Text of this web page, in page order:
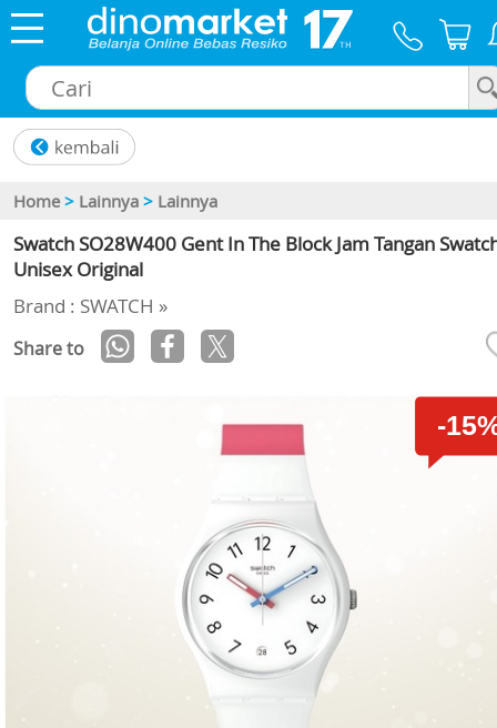
Home > Lainnya > Lainnya
Swatch SO28W400 Gent In The Block Jam Tangan
Unisex Original
Brand : SWATCH »
Share to
-